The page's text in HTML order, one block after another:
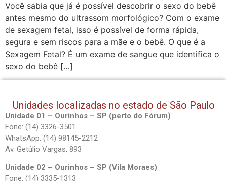
Você sabia que já é possível descobrir o sexo do bebê
antes mesmo do ultrassom morfológico? Com o exame
de sexagem fetal, isso é possível de forma rápida,
segura e sem riscos para a mãe e o bebê. O que é a
Sexagem Fetal? É um exame de sangue que identifica o
sexo do bebê […]
Unidades localizadas no estado de São Paulo
Unidade 01 – Ourinhos – SP (perto do Fórum)
Fone: (14) 3326-3501
WhatsApp: (14) 98145-2212
Av. Getúlio Vargas, 893
Unidade 02 – Ourinhos – SP (Vila Moraes)
Fone: (14) 3335-1313